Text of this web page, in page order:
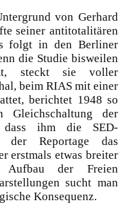
von Gerhard
seiner antitotalitären
folgt in den Berliner
die Studie bisweilen
steckt sie voller
beim RIAS mit einer
berichtet 1948 so
Gleichschaltung der
ihm die SED-
der Reportage das
erstmals etwas breiter
Aufbau der Freien
sucht man
Konsequenz.